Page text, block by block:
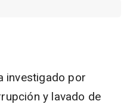
investigado por
y lavado de